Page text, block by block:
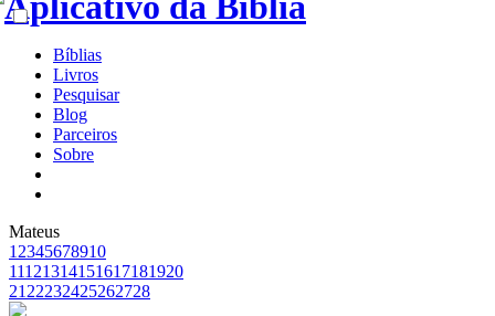
Bíblias
Livros
Pesquisar
Blog
Parceiros
Sobre
Mateus
1 2345678910
11121314151617181920
21 22232425262728